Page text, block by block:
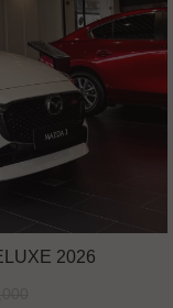
2026